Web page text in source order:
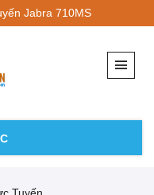
Jabra 710MS
Tuyến